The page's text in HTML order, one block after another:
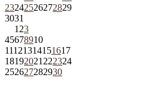
23242526272829
3031
1 23
45678910
11121314151617
18192021 222324
252627282930